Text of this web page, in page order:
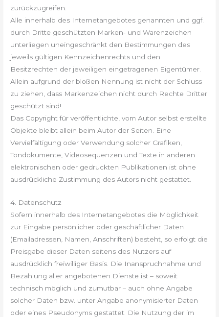
zurückzugreifen.
Alle innerhalb des Internetangebotes genannten und ggf.
durch Dritte geschützten Marken- und Warenzeichen
unterliegen uneingeschränkt den Bestimmungen des
jeweils gültigen Kennzeichenrechts und den
Besitzrechten der jeweiligen eingetragenen Eigentümer.
Allein aufgrund der bloßen Nennung ist nicht der Schluss
zu ziehen, dass Markenzeichen nicht durch Rechte Dritter
geschützt sind!
Das Copyright für veröffentlichte, vom Autor selbst erstellte
Objekte bleibt allein beim Autor der Seiten. Eine
Vervielfältigung oder Verwendung solcher Grafiken,
Tondokumente, Videosequenzen und Texte in anderen
elektronischen oder gedruckten Publikationen ist ohne
ausdrückliche Zustimmung des Autors nicht gestattet.
4. Datenschutz
Sofern innerhalb des Internetangebotes die Möglichkeit
zur Eingabe persönlicher oder geschäftlicher Daten
(Emailadressen, Namen, Anschriften) besteht, so erfolgt die
Preisgabe dieser Daten seitens des Nutzers auf
ausdrücklich freiwilliger Basis. Die Inanspruchnahme und
Bezahlung aller angebotenen Dienste ist – soweit
technisch möglich und zumutbar – auch ohne Angabe
solcher Daten bzw. unter Angabe anonymisierter Daten
oder eines Pseudonyms gestattet. Die Nutzung der im